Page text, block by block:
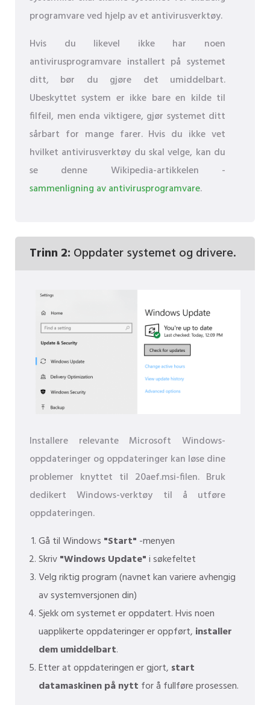
programvare ved hjelp av et antivirusverktøy.
Hvis du likevel ikke har noen
antivirusprogramvare installert på systemet
ditt, bør du gjøre det umiddelbart.
Ubeskyttet system er ikke bare en kilde til
filfeil, men enda viktigere, gjør systemet ditt
sårbart for mange farer. Hvis du ikke vet
hvilket antivirusverktøy du skal velge, kan du
se denne Wikipedia-artikkelen -
sammenligning av antivirusprogramvare.
Trinn 2: Oppdater systemet og drivere.
Installere relevante Microsoft Windows-
oppdateringer og oppdateringer kan løse dine
problemer knyttet til 20aef.msi-filen. Bruk
dedikert Windows-verktøy til å utføre
oppdateringen.
Gå til Windows "Start" -menyen
Skriv"Windows Update"i søkefeltet
Velg riktig program (navnet kan variere avhengig
av systemversjonen din)
Sjekk om systemet er oppdatert. Hvis noen
uapplikerte oppdateringer er oppført, installer
dem umiddelbart.
Etter at oppdateringen er gjort, start
datamaskinen på nytt for å fullføre prosessen.